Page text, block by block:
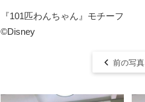
『101匹わんちゃん』モチーフ
©Disney
前の写真